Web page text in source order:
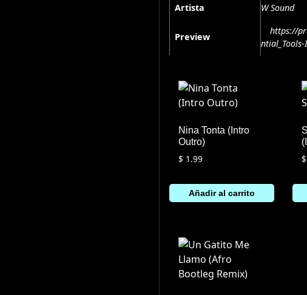
Artista
W Sound
Preview
https://
Nina Tonta (Intro
Outro)
$ 1.99
Añadir al carrito
$